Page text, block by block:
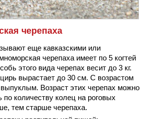
черепаха
еще кавказскими или
черепаха имеет по 5 когтей
этого вида черепах весит до 3 кг.
вырастает до 30 см. С возрастом
Возраст этих черепах можно
по количеству колец на роговых
тем старше черепаха.